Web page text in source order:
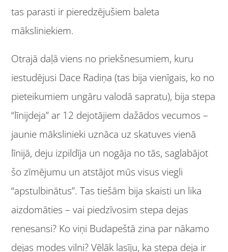
tas parasti ir pieredzējušiem baleta
māksliniekiem.
Otrajā daļā viens no priekšnesumiem, kuru
iestudējusi Dace Radiņa (tas bija vienīgais, ko no
pieteikumiem ungāru valodā sapratu), bija stepa
“līnijdeja” ar 12 dejotājiem dažādos vecumos –
jaunie mākslinieki uznāca uz skatuves vienā
līnijā, deju izpildīja un nogāja no tās, saglabājot
šo zīmējumu un atstājot mūs visus viegli
“apstulbinātus”. Tas tiešām bija skaisti un lika
aizdomāties – vai piedzīvosim stepa dejas
renesansi? Ko viņi Budapeštā zina par nākamo
dejas modes vilni? Vēlāk lasīju, ka stepa deja ir